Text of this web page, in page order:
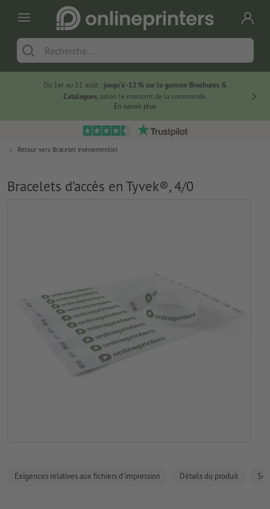
Du 1er au 31 août : jusqu’à -12 % sur la gamme Brochures &
Catalogues, selon le montant de la commande.
En savoir plus
Retour vers Bracelet évènementiel
Bracelets d’accès en Tyvek®, 4/0
Exigences relatives aux fichiers d'impression Détails du produit